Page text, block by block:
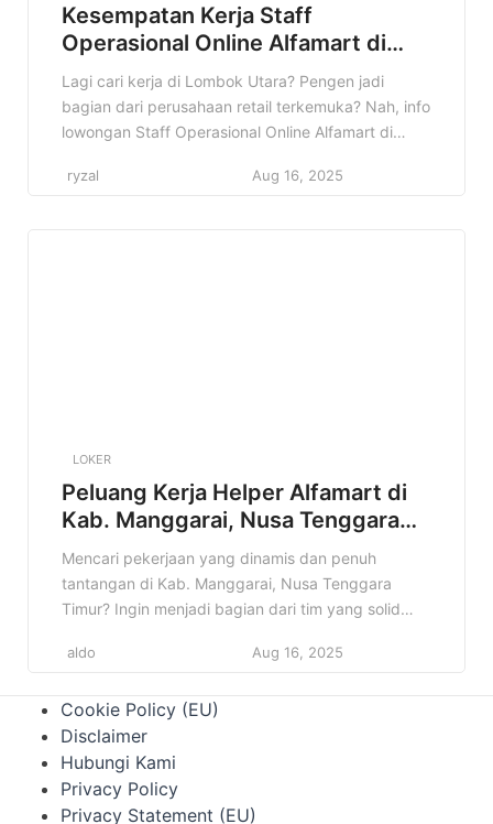
Kesempatan Kerja Staff
Operasional Online Alfamart di
Lombok Utara Terbaru
Lagi cari kerja di Lombok Utara? Pengen jadi
bagian dari perusahaan retail terkemuka? Nah, info
lowongan Staff Operasional Online Alfamart di
sampai kelewatan kesempatan emas ini ya! Di
ryzal Aug 16, 2025
LOKER
Peluang Kerja Helper Alfamart di
Kab. Manggarai, Nusa Tenggara
Timur Terbaru Tahun 2025
Mencari pekerjaan yang dinamis dan penuh
tantangan di Kab. Manggarai, Nusa Tenggara
Timur? Ingin menjadi bagian dari tim yang solid
toko? Informasi lowongan Helper Alfamart ini
membahas secara mendalam mengenai posisi
Helper di Alfamart Kab. Manggarai, Nusa Tenggara
Timur, mulai dari detail pekerjaan, […]
aldo Aug 16, 2025
Cookie Policy (EU)
Disclaimer
Hubungi Kami
Privacy Policy
Privacy Statement (EU)